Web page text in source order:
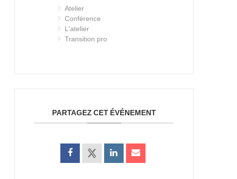
Atelier
Conférence
L'atelier
Transition pro
PARTAGEZ CET ÉVÉNEMENT